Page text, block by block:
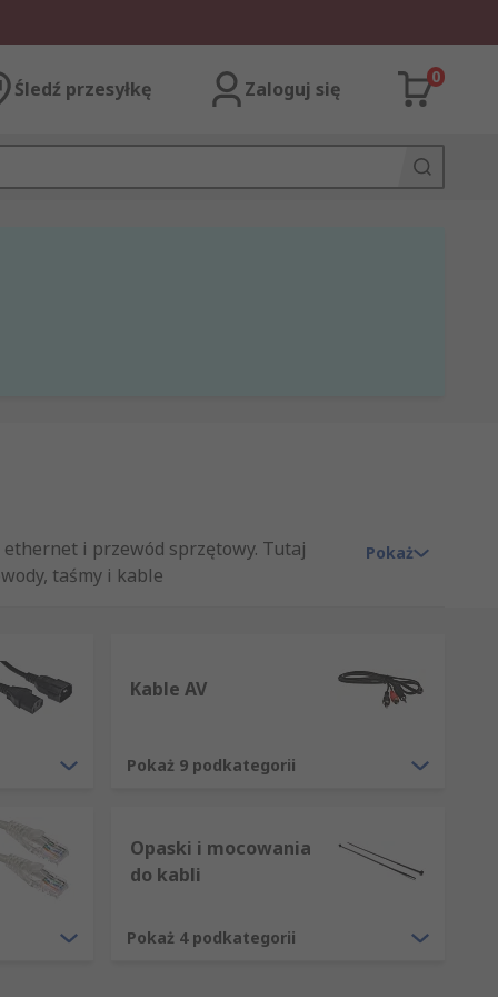
Śledź przesyłkę Zaloguj się
0
i przewód sprzętowy. Tutaj
taśmy i kable
do Twoich potrzeb.
Informacje dotyczą
Pokaż
Kable AV
Pokaż 9 podkategorii
Opaski i mocowania
do kabli
Pokaż 4 podkategorii